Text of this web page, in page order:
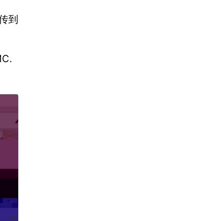
到